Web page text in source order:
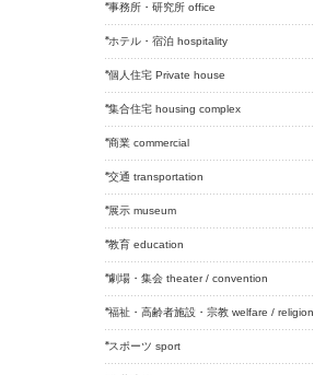
事務所・研究所 office
ホテル・宿泊 hospitality
個人住宅 Private house
集合住宅 housing complex
商業 commercial
交通 transportation
展示 museum
教育 education
劇場・集会 theater / convention
福祉・高齢者施設・宗教 welfare / religion
スポーツ sport